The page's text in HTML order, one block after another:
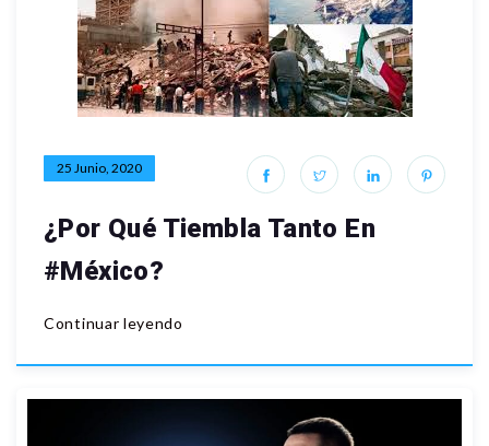
25 Junio, 2020
¿Por Qué Tiembla Tanto En
#México?
Continuar leyendo